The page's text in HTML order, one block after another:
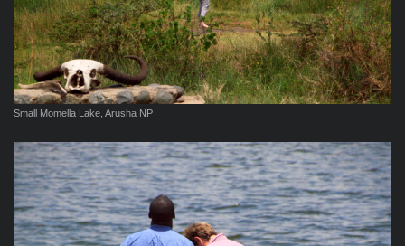
Small Momella Lake, Arusha NP